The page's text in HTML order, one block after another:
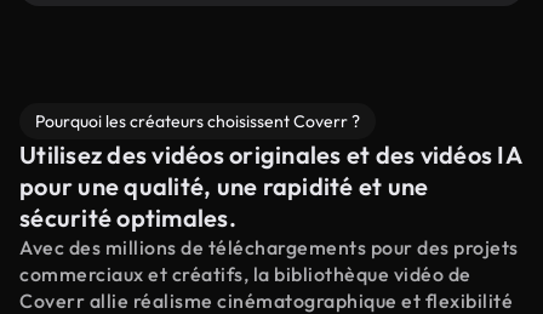
Pourquoi les créateurs choisissent Coverr ?
Utilisez des vidéos originales et des vidéos IA
pour une qualité, une rapidité et une
sécurité optimales.
Avec des millions de téléchargements pour des projets
commerciaux et créatifs, la bibliothèque vidéo de
Coverr allie réalisme cinématographique et flexibilité